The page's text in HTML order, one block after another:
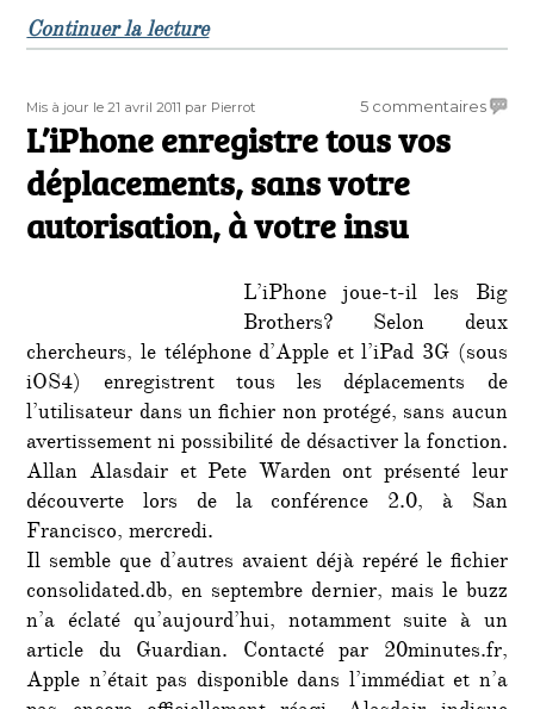
Continuer la lecturede « iPhone: juif ou pas juif? »
Publié
le
Mis à jour le 21 avril 2011 Auteur
par Pierrot 5 commentairessur
votre
à
votre
insu
L’iPhone enregistre tous vos
déplacements, sans votre
autorisation, à votre insu
L’iPhone joue-t-il les Big
Brothers? Selon deux
chercheurs, le téléphone d’Apple et l’iPad 3G (sous
iOS4) enregistrent tous les déplacements de
l’utilisateur dans un fichier non protégé, sans aucun
avertissement ni possibilité de désactiver la fonction.
Allan Alasdair et Pete Warden ont présenté leur
découverte lors de la conférence 2.0, à San
Francisco, mercredi.
Il semble que d’autres avaient déjà repéré le fichier
consolidated.db, en septembre dernier, mais le buzz
n’a éclaté qu’aujourd’hui, notamment suite à un
article du Guardian. Contacté par 20minutes.fr,
Apple n’était pas disponible dans l’immédiat et n’a